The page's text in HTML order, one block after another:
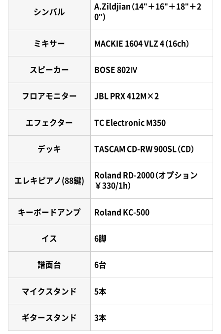
シンバル
A.Zildjian（14"＋16"＋18"＋2
0"）
ミキサー MACKIE 1604 VLZ 4（16ch）
スピーカー BOSE 802Ⅳ
フロアモニター JBL PRX 412M×2
エフェクター TC Electronic M350
デッキ TASCAM CD-RW 900SL（CD）
エレキピアノ(88鍵)
Roland RD-2000（オプション
￥330/1h）
キーボードアンプ Roland KC-500
イス 6脚
譜面台 6台
マイクスタンド 5本
ギタースタンド 3本